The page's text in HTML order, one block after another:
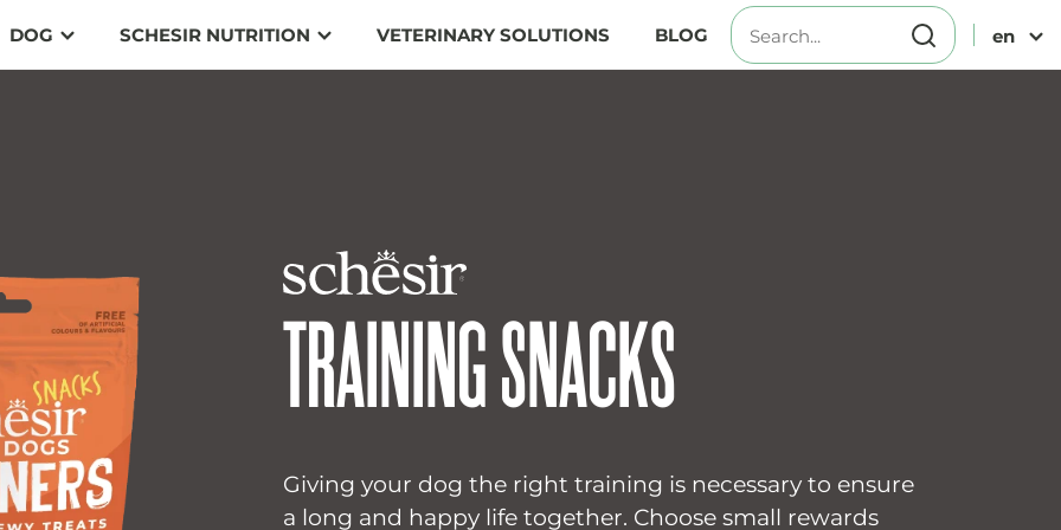
DOG SCHESIR NUTRITION VETERINARY SOLUTIONS BLOG en
TRAINING SNACKS
Giving your dog the right training is necessary to ensure
a long and happy life together. Choose small rewards